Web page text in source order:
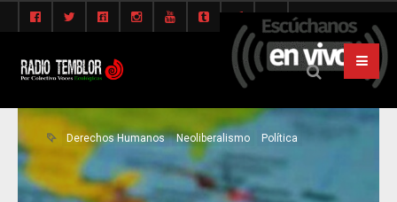
Derechos Humanos Neoliberalismo Política